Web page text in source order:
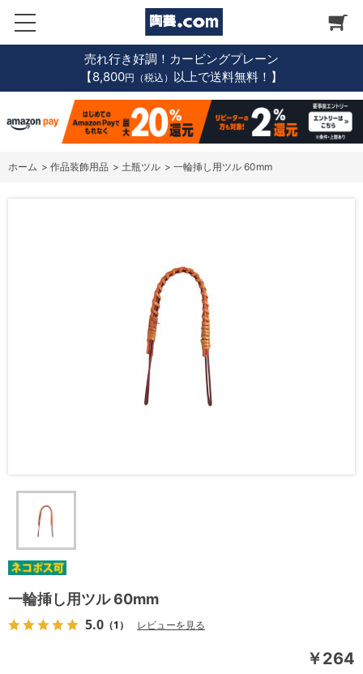
売れ行き好調！カービングプレーン
【8,800円（税込） 以上で送料無料！】
ホーム > 作品装飾用品 > 土瓶ツル > 一輪挿し用ツル 60mm
一輪挿し用ツル 60mm
5.0 （1） レビューを見る
￥264